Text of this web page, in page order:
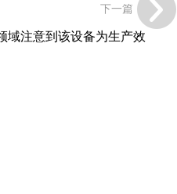
注意到该设备为生产效
下一篇